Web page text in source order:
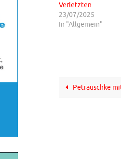
Verletzten
23/07/2025
In "Allgemein"
Petrauschke